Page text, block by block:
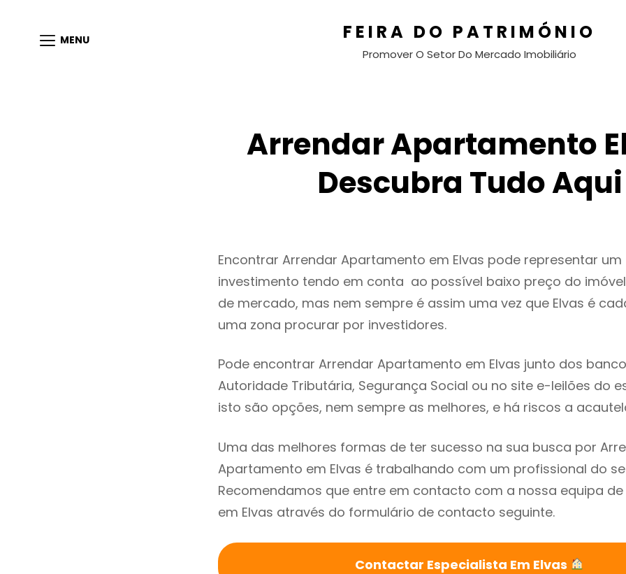
MENU FEIRA DO PATRIMÓNIO
Promover O Setor Do Mercado Imobiliário
Arrendar Apartamento
Descubra Tudo Aqui
Encontrar Arrendar Apartamento em Elvas pode representar
investimento tendo em conta ao possível baixo preço do
de mercado, mas nem sempre é assim uma vez que Elvas é
uma zona procurar por investidores.
Pode encontrar Arrendar Apartamento em Elvas junto dos
Autoridade Tributária, Segurança Social ou no site e-leilões do
isto são opções, nem sempre as melhores, e há riscos a
Uma das melhores formas de ter sucesso na sua busca por
Apartamento em Elvas é trabalhando com um profissional do
Recomendamos que entre em contacto com a nossa equipa
em Elvas através do formulário de contacto seguinte.
Contactar Especialista Em Elvas